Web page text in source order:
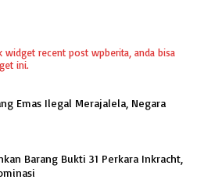
widget recent post wpberita, anda bisa
ini.
Emas Ilegal Merajalela, Negara
Barang Bukti 31 Perkara Inkracht,